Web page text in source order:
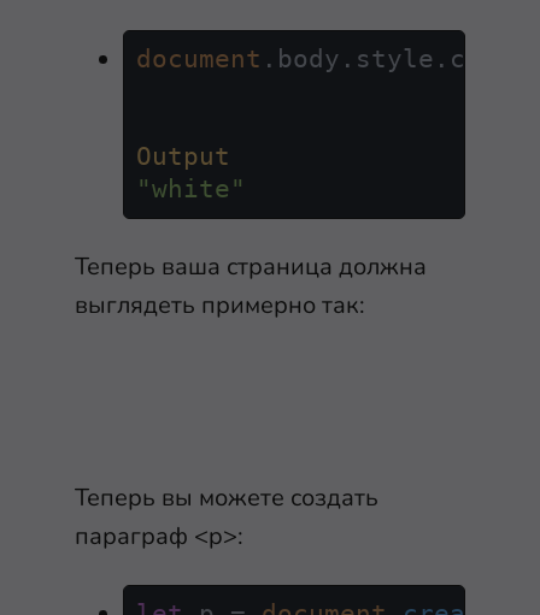
document . body . style . color
Output
"white"
Теперь ваша страница должна
выглядеть примерно так:
Теперь вы можете создать
параграф <p>: